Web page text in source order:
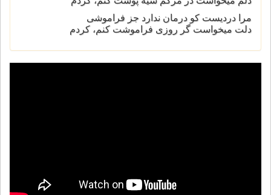
مرا درديست کو درمان ندارد جز فراموشی
دلت ميخواست گر روزی فراموشت کنم، کردم